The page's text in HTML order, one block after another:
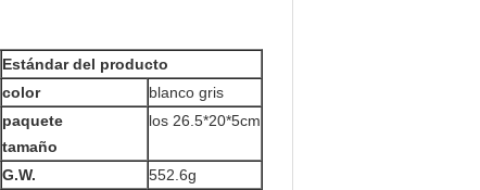
Estándar del producto
color
blanco gris
paquete
tamaño
los 26.5*20*5cm
G.W.
552.6g